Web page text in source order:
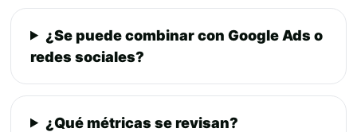
¿Se puede combinar con Google Ads o
redes sociales?
¿Qué métricas se revisan?